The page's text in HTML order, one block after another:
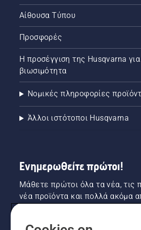
Αίθουσα Τύπου
Προσφορές
Η προσέγγιση της Husqvarna
βιωσιμότητα
Νομικές πληροφορίες
Άλλοι ιστότοποι Husqvarna
Ενημερωθείτε πρώτοι!
Μάθετε πρώτοι όλα τα νέα, τις
νέα προϊόντα και πολλά ακόμα